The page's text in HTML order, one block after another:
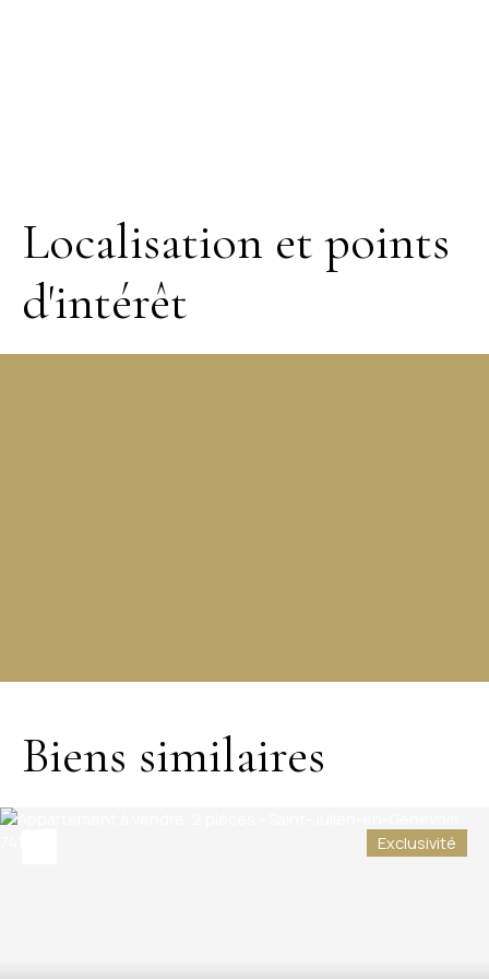
Localisation et points
d'intérêt
Biens similaires
Exclusivité